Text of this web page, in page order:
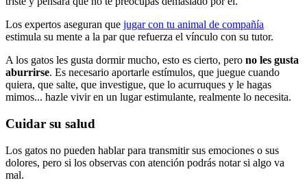
Los expertos aseguran que jugar con tu animal de compañía
estimula su mente a la par que refuerza el vínculo con su tutor.
A los gatos les gusta dormir mucho, esto es cierto, pero no les gusta
aburrirse. Es necesario aportarle estímulos, que juegue cuando
quiera, que salte, que investigue, que lo acurruques y le hagas
mimos... hazle vivir en un lugar estimulante, realmente lo necesita.
Cuidar su salud
Los gatos no pueden hablar para transmitir sus emociones o sus
dolores, pero si los observas con atención podrás notar si algo va
mal.